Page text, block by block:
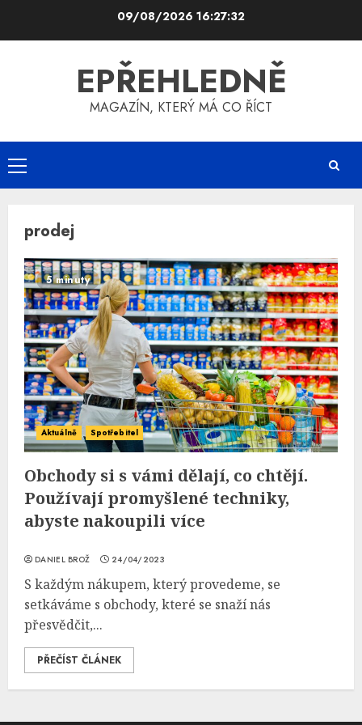
09/08/2026 16:27:33
EPŘEHLEDNĚ
MAGAZÍN, KTERÝ MÁ CO ŘÍCT
Primary
Menu
prodej
5 minuty
Aktuálně Spotřebitel
Obchody si s vámi dělají, co chtějí.
Používají promyšlené techniky,
abyste nakoupili více
DANIEL BROŽ 24/04/2023
S každým nákupem, který provedeme, se
setkáváme s obchody, které se snaží nás
přesvědčit,...
PŘEČÍST ČLÁNEK